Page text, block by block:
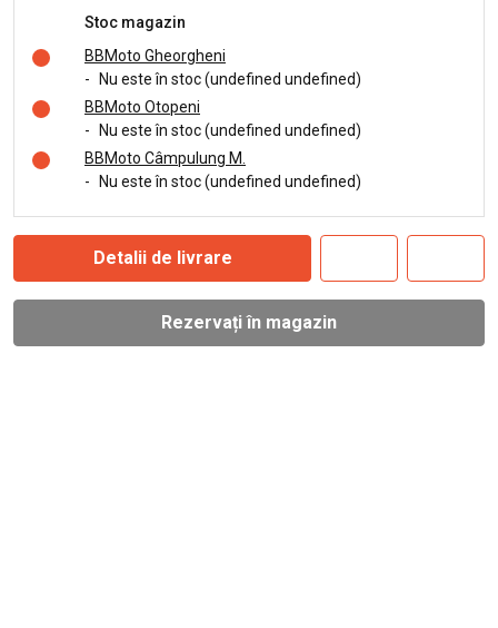
Stoc magazin
BBMoto Gheorgheni
-
Nu este în stoc (undefined undefined)
BBMoto Otopeni
-
Nu este în stoc (undefined undefined)
BBMoto Câmpulung M.
-
Nu este în stoc (undefined undefined)
Detalii de livrare
Rezervați în magazin